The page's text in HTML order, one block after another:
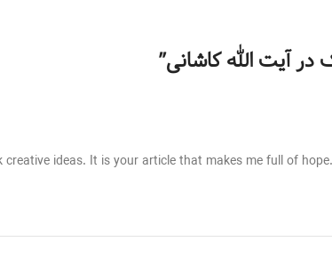
آیت الله کاشانی”
ideas. It is your article that makes me full of